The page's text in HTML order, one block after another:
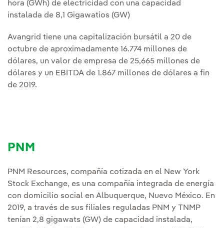
hora (GWh) de electricidad con una capacidad
instalada de 8,1 Gigawatios (GW)
Avangrid tiene una capitalización bursátil a 20 de
octubre de aproximadamente 16.774 millones de
dólares, un valor de empresa de 25,665 millones de
dólares y un EBITDA de 1.867 millones de dólares a fin
de 2019.
PNM
PNM Resources, compañía cotizada en el New York
Stock Exchange, es una compañía integrada de energía
con domicilio social en Albuquerque, Nuevo México. En
2019, a través de sus filiales reguladas PNM y TNMP
tenían 2,8 gigawats (GW) de capacidad instalada,